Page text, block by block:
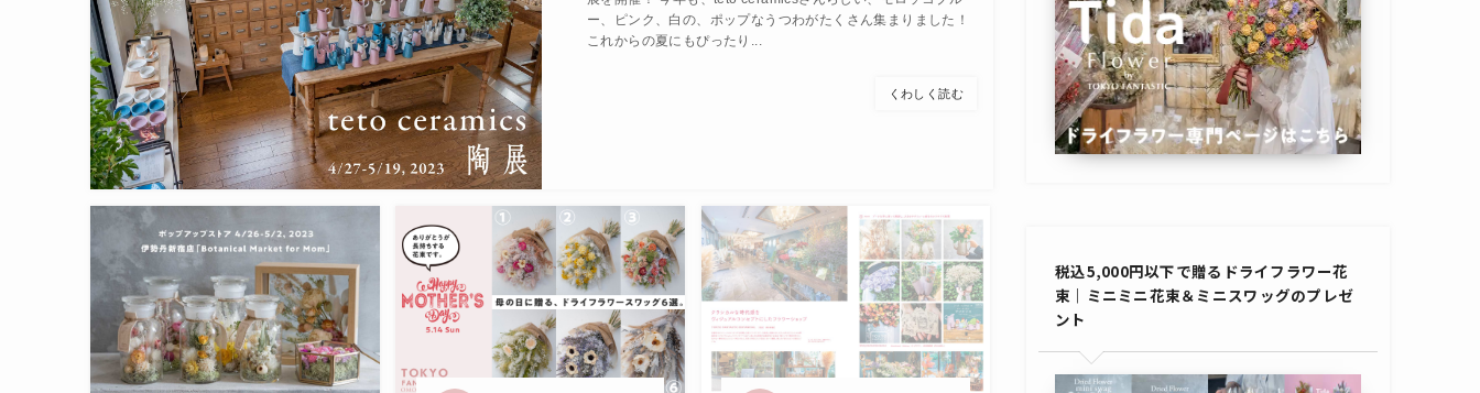
ー、ピンク、白の、ポップなうつわがたくさん集まりました！
これからの夏にもぴったり...
くわしく読む
税込5,000円以下で贈るドライフラワー花
束｜ミニミニ花束＆ミニスワッグのプレゼ
ント